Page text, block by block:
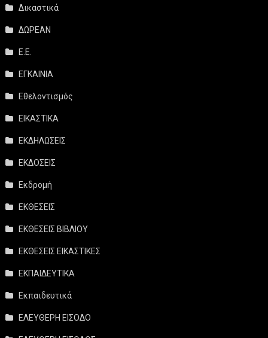
Δικαστικά
ΔΩΡΕΑΝ
Ε.Ε.
ΕΓΚΑΙΝΙΑ
Εθελοντισμός
ΕΙΚΑΣΤΙΚΑ
ΕΚΔΗΛΩΣΕΙΣ
ΕΚΔΟΣΕΙΣ
Εκδρομή
ΕΚΘΕΣΕΙΣ
ΕΚΘΕΣΕΙΣ ΒΙΒΛΙΟΥ
ΕΚΘΕΣΕΙΣ ΕΙΚΑΣΤΙΚΕΣ
ΕΚΠΑΙΔΕΥΤΙΚΑ
Εκπαιδευτικά
ΕΛΕΥΘΕΡΗ ΕΙΣΟΔΟ